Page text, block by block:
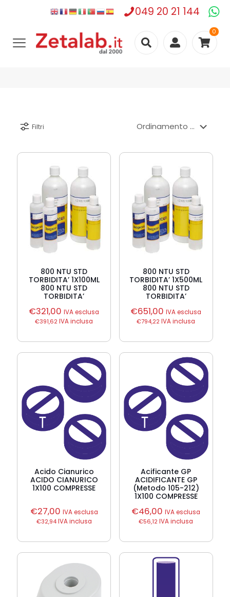
049 20 21 144
0
Filtri
800 NTU STD
TORBIDITA’ 1X100ML
800 NTU STD
TORBIDITA’
€321,00 IVA esclusa
€391,62IVA inclusa
800 NTU STD
TORBIDITA’ 1X500ML
800 NTU STD
TORBIDITA’
€651,00 IVA esclusa
€794,22IVA inclusa
Acido Cianurico
ACIDO CIANURICO
1X100 COMPRESSE
€27,00 IVA esclusa
€32,94IVA inclusa
Acificante GP
ACIDIFICANTE GP
(Metodo 105-212)
1X100 COMPRESSE
€46,00 IVA esclusa
€56,12IVA inclusa